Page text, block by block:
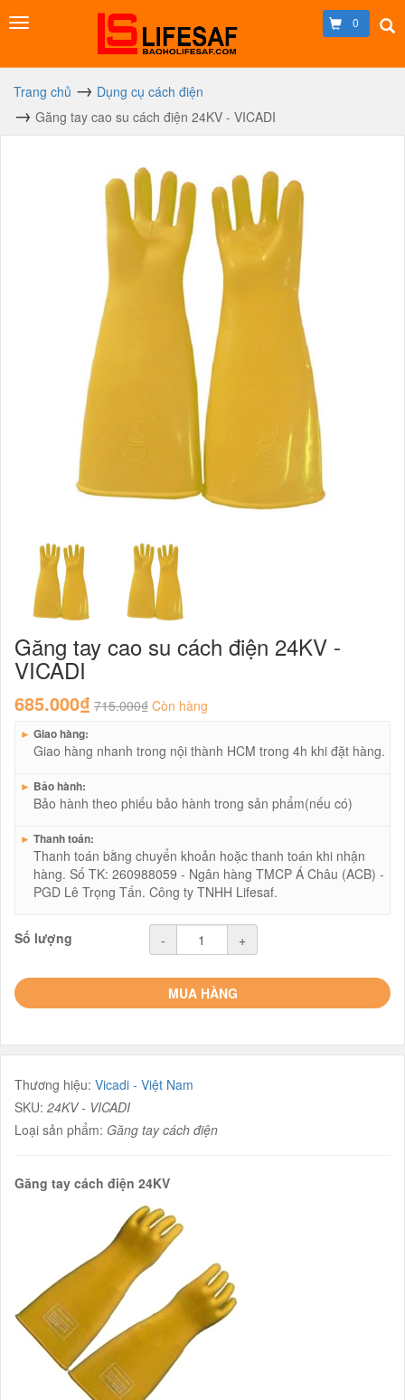
0
Trang chủ
Dụng cụ cách điện
Găng tay cao su cách điện 24KV - VICADI
Găng tay cao su cách điện 24KV -
VICADI
685.000₫ 715.000₫ Còn hàng
► Giao hàng:
Giao hàng nhanh trong nội thành HCM trong 4h khi đặt hàng.
► Bảo hành:
Bảo hành theo phiếu bảo hành trong sản phẩm(nếu có)
► Thanh toán:
Thanh toán bằng chuyển khoản hoặc thanh toán khi nhận
hàng. Số TK: 260988059 - Ngân hàng TMCP Á Châu (ACB) -
PGD Lê Trọng Tấn. Công ty TNHH Lifesaf.
Số lượng - +
MUA HÀNG
Thương hiệu: Vicadi - Việt Nam
SKU: 24KV - VICADI
Loại sản phẩm: Găng tay cách điện
Găng tay cách điện 24KV